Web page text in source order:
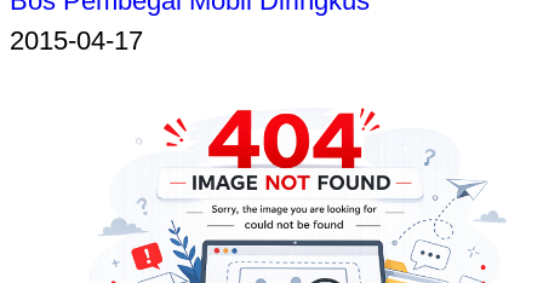
2015-04-17